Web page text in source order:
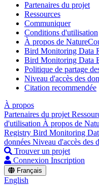
Partenaires du projet
Ressources
Communiquer
Conditions d'utilisation
À propos de
Bird Monitoring Data
Bird Monitoring Data
Politique de partage
Niveau d'accès des
Citation recommendée
À propos
Partenaires du projet
d'utilisation À propos de
Registry Bird Monitoring
données Niveau d'accès des
Trouver un projet
Connexion Inscription
Français
English